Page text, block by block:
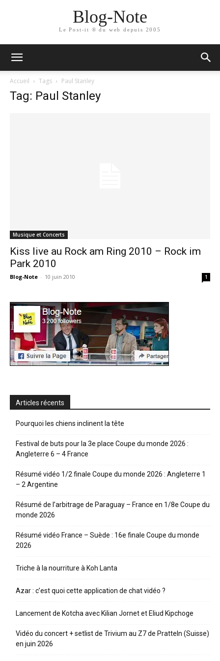
Blog-Note
Le Post-it ® du web depuis 2005
Accueil Tags Paul Stanley
Tag: Paul Stanley
Musique et Concerts
Kiss live au Rock am Ring 2010 – Rock im
Park 2010
Blog-Note - 10 juin 2010 1
Articles récents
Pourquoi les chiens inclinent la tête
Festival de buts pour la 3e place Coupe du monde 2026 :
Angleterre 6 – 4 France
Résumé vidéo 1/2 finale Coupe du monde 2026 : Angleterre 1
– 2 Argentine
Résumé de l’arbitrage de Paraguay – France en 1/8e Coupe du
monde 2026
Résumé vidéo France – Suède : 16e finale Coupe du monde
2026
Triche à la nourriture à Koh Lanta
Azar : c’est quoi cette application de chat vidéo ?
Lancement de Kotcha avec Kilian Jornet et Eliud Kipchoge
Vidéo du concert + setlist de Trivium au Z7 de Pratteln (Suisse)
en juin 2026